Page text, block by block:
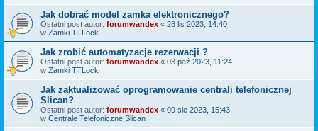
Jak dobrać model zamka elektronicznego?
Ostatni post autor: forumwandex « 28 lis 2023, 14:40
w Zamki TTLock
Jak zrobić automatyzacje rezerwacji ?
Ostatni post autor: forumwandex « 03 paź 2023, 11:24
w Zamki TTLock
Jak zaktualizować oprogramowanie centrali telefonicznej
Slican?
Ostatni post autor: forumwandex « 09 sie 2023, 15:43
w Centrale Telefoniczne Slican